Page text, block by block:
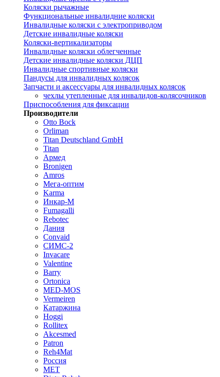
Коляски рычажные
Функциональные инвалидние коляски
Инвалидные коляски с электроприводом
Детские инвалидные коляски
Коляски-вертикализаторы
Инвалидные коляски облегченные
Детские инвалидные коляски ДЦП
Инвалидные спортивные коляски
Пандусы для инвалидных колясок
Запчасти и аксессуары для инвалидных колясок
чехлы утепленные для инвалидов-колясочников
Приспособления для фиксации
Производители
Otto Bock
Orliman
Titan Deutschland GmbH
Titan
Армед
Bronigen
Amros
Мега-оптим
Karma
Инкар-М
Fumagalli
Rebotec
Дания
Convaid
СИМС-2
Invacare
Valentine
Barry
Ortonica
MED-MOS
Vermeiren
Катаржина
Hoggi
Rollitex
Akcesmed
Patron
Reh4Mat
Россия
МЕТ